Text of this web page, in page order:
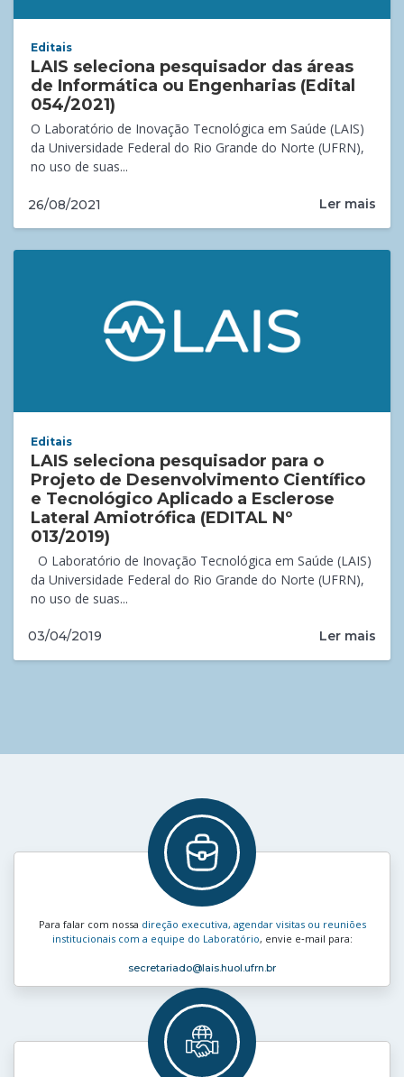
Editais
LAIS seleciona pesquisador das áreas
de Informática ou Engenharias (Edital
054/2021)
O Laboratório de Inovação Tecnológica em Saúde (LAIS)
da Universidade Federal do Rio Grande do Norte (UFRN),
no uso de suas...
26/08/2021 Ler mais
Editais
LAIS seleciona pesquisador para o
Projeto de Desenvolvimento Científico
e Tecnológico Aplicado a Esclerose
Lateral Amiotrófica (EDITAL Nº
013/2019)
O Laboratório de Inovação Tecnológica em Saúde (LAIS)
da Universidade Federal do Rio Grande do Norte (UFRN),
no uso de suas...
03/04/2019 Ler mais
Para falar com nossa direção executiva, agendar visitas ou reuniões
institucionais com a equipe do Laboratório, envie e‑mail para:
secretariado@lais.huol.ufrn.br